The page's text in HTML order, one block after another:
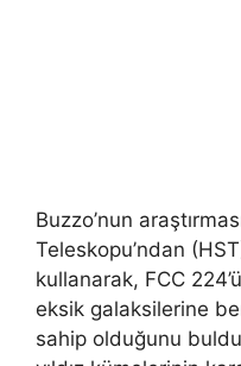
Buzzo’nun
Teleskopu’ndan
kullanarak, FCC
eksik galaksilerine
sahip olduğunu